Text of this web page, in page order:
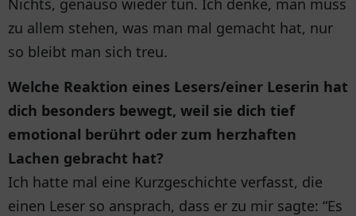
zu allem stehen, was man mal gemacht hat, nur
so bleibt man sich treu.
Welche Reaktion eines Lesers/einer Leserin hat
dich besonders bewegt, weil sie dich tief
emotional berührt oder zum herzhaften
Lachen gebracht hat?
Ich hatte mal eine Kurzgeschichte verfasst, die
einen Leser so ansprach, dass er zu mir sagte: “Es